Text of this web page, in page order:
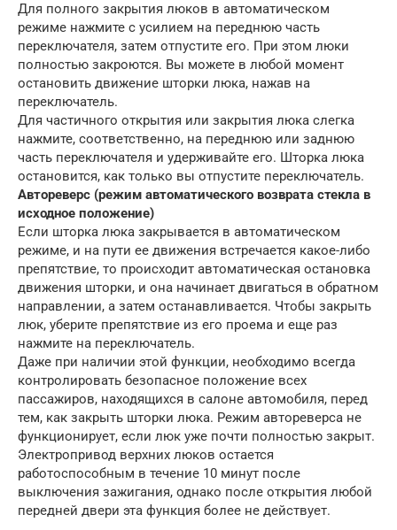
Для полного закрытия люков в автоматическом
режиме нажмите с усилием на переднюю часть
переключателя, затем отпустите его. При этом люки
полностью закроются. Вы можете в любой момент
остановить движение шторки люка, нажав на
переключатель.
Для частичного открытия или закрытия люка слегка
нажмите, соответственно, на переднюю или заднюю
часть переключателя и удерживайте его. Шторка люка
остановится, как только вы отпустите переключатель.
Автореверс (режим автоматического возврата стекла в
исходное положение)
Если шторка люка закрывается в автоматическом
режиме, и на пути ее движения встречается какое-либо
препятствие, то происходит автоматическая остановка
движения шторки, и она начинает двигаться в обратном
направлении, а затем останавливается. Чтобы закрыть
люк, уберите препятствие из его проема и еще раз
нажмите на переключатель.
Даже при наличии этой функции, необходимо всегда
контролировать безопасное положение всех
пассажиров, находящихся в салоне автомобиля, перед
тем, как закрыть шторки люка. Режим автореверса не
функционирует, если люк уже почти полностью закрыт.
Электропривод верхних люков остается
работоспособным в течение 10 минут после
выключения зажигания, однако после открытия любой
передней двери эта функция более не действует.